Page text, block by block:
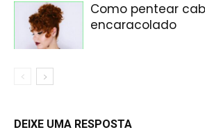
Como pentear
encaracolado
DEIXE UMA RESPOSTA